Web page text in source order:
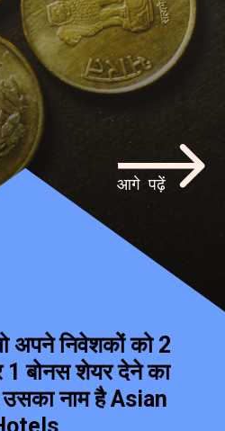
अपने निवेशकों को 2
1 बोनस शेयर देने का
उसका नाम है Asian
आगे पढ़ें